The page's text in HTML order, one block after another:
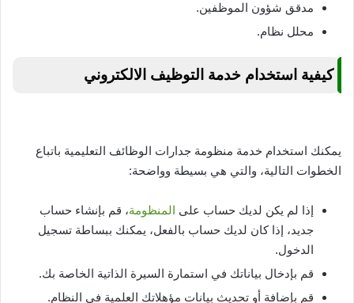
مدقق شؤون الموظفين.
محلل نظام.
كيفية استخدام خدمة التوظيف الالكتروني
يمكنك استخدام خدمة منظومة جدارات الوظائف التعليمية باتباع
الخطوات التالية، والتي هي بسيطة وواضحة:
إذا لم يكن لديك حساب على المنظومة، قم بإنشاء حساب
جديد، إذا كان لديك حساب بالفعل، يمكنك ببساطة تسجيل
الدخول.
قم بإدخال بياناتك في استمارة السيرة الذاتية الخاصة بك.
قم بإضافة أو تحديث بيانات مؤهلاتك العلمية في النظام.